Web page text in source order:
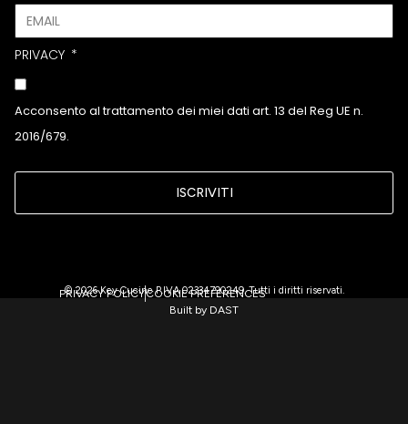
PRIVACY
Acconsento al trattamento dei miei dati art. 13 del Reg UE n.
2016/679.
ISCRIVITI
PRIVACY POLICYCOOKIE PREFERENCES
Built by DAST
© 2026 Key Cucine P.IVA 02334790249. Tutti i diritti riservati.